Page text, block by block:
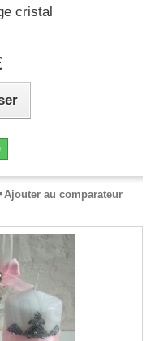
cristal
Ajouter au comparateur